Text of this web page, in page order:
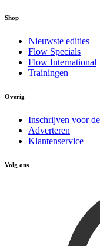
Shop
Nieuwste edities
Flow Specials
Flow International
Trainingen
Overig
Inschrijven voor
Adverteren
Klantenservice
Volg ons